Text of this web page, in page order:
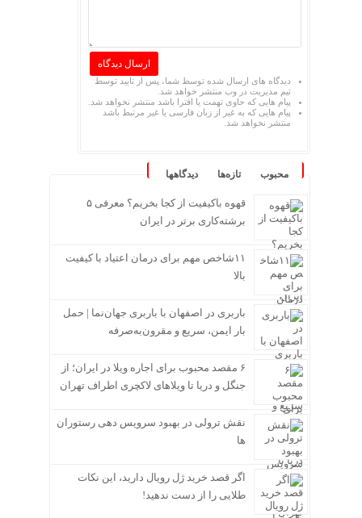
دیدگاه های ارسال شده توسط شما، پس از تایید توسط
تیم مدیریت در وب منتشر خواهد شد.
پیام هایی که حاوی تهمت یا افترا باشد منتشر نخواهد شد.
پیام هایی که به غیر از زبان فارسی یا غیر مرتبط باشد
منتشر نخواهد شد.
محبوب تازه‌ها دیدگاهها
قهوه باکیفیت از کجا بخریم؟ معرفی ۵
برشته‌کاری برتر در ایران
۱۱شاخص مهم برای درمان اعتیاد با کیفیت
بالا
باربری در اصفهان با باربری جهان‌نما | حمل
بار ایمن، سریع و مقرون‌به‌صرفه
۶ مقصد محبوب برای اجاره ویلا در ایران؛ از
جنگل و دریا تا ویلاهای لاکچری اطراف تهران
نقش ترولی در بهبود سرویس دهی رستوران
ها
اگر قصد خرید ژل رویال دارید، این نکات
طلایی را از دست ندهید!